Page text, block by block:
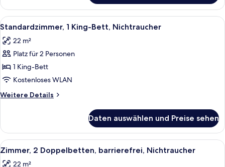
2 Doppelbetten,
Nichtraucher
Alle
Fotos
für
Standardzimmer,
1 King-
Bett,
Nichtraucher
anzeigen
Ein Hotelzimmer mit einem großen
7
Standardzimmer, 1 King-Bett, Nichtraucher
22 m²
Platz für 2 Personen
1 King-Bett
Kostenloses WLAN
Weitere Details
Weitere
1 King-
Bett,
Nichtraucher
Daten auswählen und Preise sehen
Alle
Fotos
Ein Hotelzimmer mit zwei Betten,
6
Zimmer, 2 Doppelbetten, barrierefrei, Nichtraucher
22 m²